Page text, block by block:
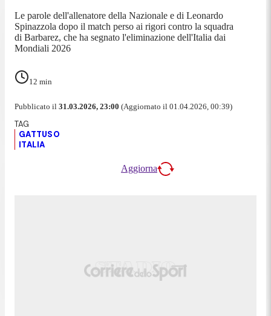
Le parole dell'allenatore della Nazionale e di Leonardo
Spinazzola dopo il match perso ai rigori contro la squadra
di Barbarez, che ha segnato l'eliminazione dell'Italia dai
Mondiali 2026
12 min
Pubblicato il 31.03.2026, 23:00 (Aggiornato il 01.04.2026, 00:39)
GATTUSO
ITALIA
Aggiorna